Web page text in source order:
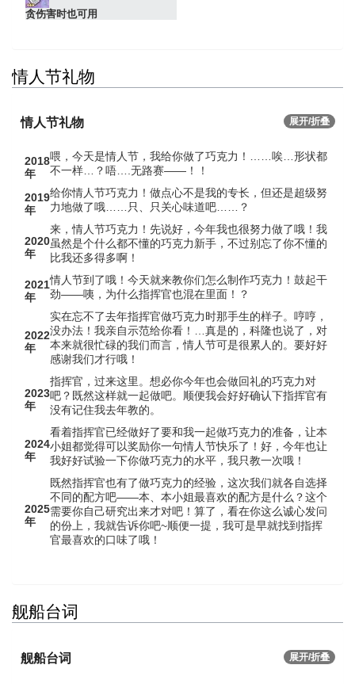
贪伤害时也可用
情人节礼物
情人节礼物 展开/折叠
2018
年
喂，今天是情人节，我给你做了巧克力！……唉…形状都
不一样…？唔….无路赛——！！
2019
年
给你情人节巧克力！做点心不是我的专长，但还是超级努
力地做了哦……只、只关心味道吧……？
2020
年
来，情人节巧克力！先说好，今年我也很努力做了哦！我
虽然是个什么都不懂的巧克力新手，不过别忘了你不懂的
比我还多得多啊！
2021
年
情人节到了哦！今天就来教你们怎么制作巧克力！鼓起干
劲——咦，为什么指挥官也混在里面！？
2022
年
实在忘不了去年指挥官做巧克力时那手生的样子。哼哼，
没办法！我亲自示范给你看！…真是的，科隆也说了，对
本来就很忙碌的我们而言，情人节可是很累人的。要好好
感谢我们才行哦！
2023
年
指挥官，过来这里。想必你今年也会做回礼的巧克力对
吧？既然这样就一起做吧。顺便我会好好确认下指挥官有
没有记住我去年教的。
2024
年
看着指挥官已经做好了要和我一起做巧克力的准备，让本
小姐都觉得可以奖励你一句情人节快乐了！好，今年也让
我好好试验一下你做巧克力的水平，我只教一次哦！
2025
年
既然指挥官也有了做巧克力的经验，这次我们就各自选择
不同的配方吧——本、本小姐最喜欢的配方是什么？这个
需要你自己研究出来才对吧！算了，看在你这么诚心发问
的份上，我就告诉你吧~顺便一提，我可是早就找到指挥
官最喜欢的口味了哦！
舰船台词
舰船台词 展开/折叠